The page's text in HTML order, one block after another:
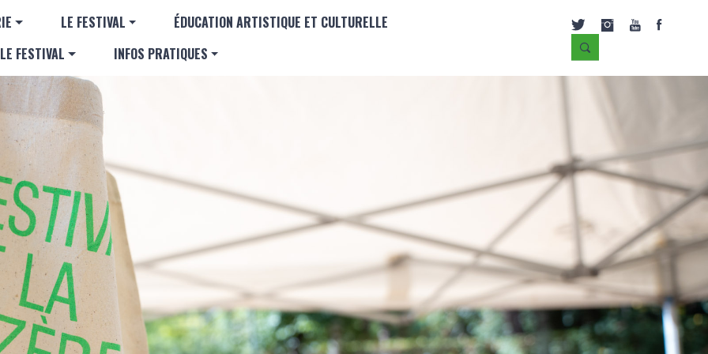
PRINCIPALE
LE FESTIVAL
ÉDUCATION ARTISTIQUE ET CULTURELLE
FESTIVAL
INFOS PRATIQUES